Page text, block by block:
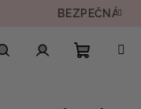
BEZPEČNÁ PLATBA